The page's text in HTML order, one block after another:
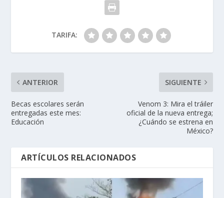
TARIFA:
ANTERIOR
Becas escolares serán
entregadas este mes:
Educación
SIGUIENTE
Venom 3: Mira el tráiler
oficial de la nueva entrega;
¿Cuándo se estrena en
México?
ARTÍCULOS RELACIONADOS